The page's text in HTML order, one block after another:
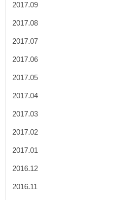
2017.09
2017.08
2017.07
2017.06
2017.05
2017.04
2017.03
2017.02
2017.01
2016.12
2016.11